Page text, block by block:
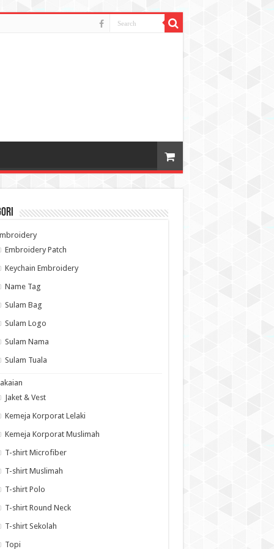
Embroidery Patch
Keychain Embroidery
Name Tag
Sulam Bag
Sulam Logo
Sulam Nama
Sulam Tuala
Jaket & Vest
Kemeja Korporat Lelaki
Kemeja Korporat Muslimah
T-shirt Microfiber
T-shirt Muslimah
T-shirt Polo
T-shirt Round Neck
T-shirt Sekolah
Topi